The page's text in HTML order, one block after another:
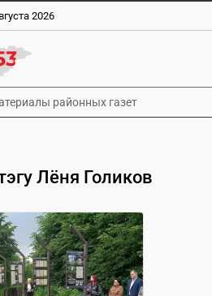
2026
районных газет
Лёня Голиков